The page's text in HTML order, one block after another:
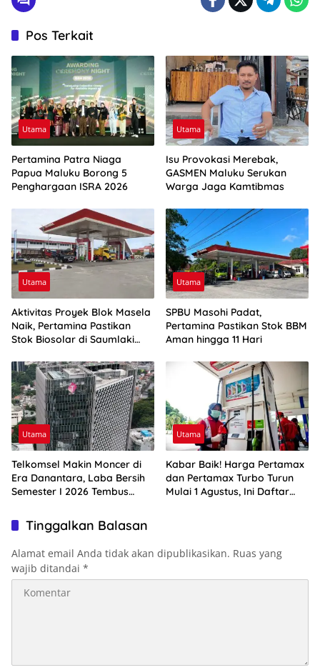
Pos Terkait
Utama
Pertamina Patra Niaga
Papua Maluku Borong 5
Penghargaan ISRA 2026
Utama
Isu Provokasi Merebak,
GASMEN Maluku Serukan
Warga Jaga Kamtibmas
Utama
Aktivitas Proyek Blok Masela
Naik, Pertamina Pastikan
Stok Biosolar di Saumlaki
Utama
SPBU Masohi Padat,
Pertamina Pastikan Stok BBM
Aman hingga 11 Hari
Utama
Telkomsel Makin Moncer di
Era Danantara, Laba Bersih
Semester I 2026 Tembus
Utama
Kabar Baik! Harga Pertamax
dan Pertamax Turbo Turun
Mulai 1 Agustus, Ini Daftar
Tinggalkan Balasan
Alamat email Anda tidak akan dipublikasikan. Ruas yang
wajib ditandai *